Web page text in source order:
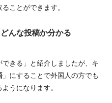
ことができます。
んな投稿か分かる
きる」と紹介しましたが、キ
」にすることで外国人の方でも
うになります。